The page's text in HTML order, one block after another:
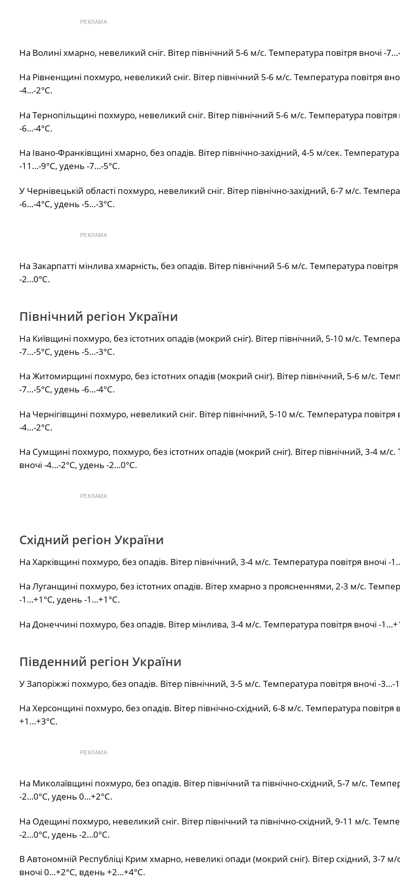
РЕКЛАМА
На Волині хмарно, невеликий сніг. Вітер північний 5-6 м/с. Температура повітря вночі -
На Рівненщині похмуро, невеликий сніг. Вітер північний 5-6 м/с. Температура повітря
-4…-2°С.
На Тернопільщині похмуро, невеликий сніг. Вітер північний 5-6 м/с. Температура
-6…-4°С.
На Івано-Франківщині хмарно, без опадів. Вітер північно-західний, 4-5 м/сек. Температура
-11…-9°С, удень -7…-5°С.
У Чернівецькій області похмуро, невеликий сніг. Вітер північно-західний, 6-7 м/с.
-6…-4°С, удень -5…-3°С.
РЕКЛАМА
На Закарпатті мінлива хмарність, без опадів. Вітер північний 5-6 м/с. Температура
-2…0°С.
Північний регіон України
На Київщині похмуро, без істотних опадів (мокрий сніг). Вітер північний, 5-10 м/с.
-7…-5°С, удень -5…-3°С.
На Житомирщині похмуро, без істотних опадів (мокрий сніг). Вітер північний, 5-6 м/с.
-7…-5°С, удень -6…-4°С.
На Чернігівщині похмуро, невеликий сніг. Вітер північний, 5-10 м/с. Температура повітря
-4…-2°С.
На Сумщині похмуро, похмуро, без істотних опадів (мокрий сніг). Вітер північний, 3-4 м/с.
вночі -4…-2°С, удень -2…0°С.
РЕКЛАМА
Східний регіон України
На Харківщині похмуро, без опадів. Вітер північний, 3-4 м/с. Температура повітря вночі -
На Луганщині похмуро, без істотних опадів. Вітер хмарно з проясненнями, 2-3 м/с.
-1…+1°С, удень -1…+1°С.
На Донеччині похмуро, без опадів. Вітер мінлива, 3-4 м/с. Температура повітря вночі -
Південний регіон України
У Запоріжжі похмуро, без опадів. Вітер північний, 3-5 м/с. Температура повітря вночі -
На Херсонщині похмуро, без опадів. Вітер північно-східний, 6-8 м/с. Температура повітря
+1…+3°С.
РЕКЛАМА
На Миколаївщині похмуро, без опадів. Вітер північний та північно-східний, 5-7 м/с.
-2…0°С, удень 0…+2°С.
На Одещині похмуро, невеликий сніг. Вітер північний та північно-східний, 9-11 м/с.
-2…0°С, удень -2…0°С.
В Автономній Республіці Крим хмарно, невеликі опади (мокрий сніг). Вітер східний, 3-7 м/
вночі 0…+2°С, вдень +2…+4°С.